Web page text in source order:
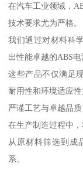
在汽车工业领域，
技术要求尤为严格。
我们通过对材料科
出性能卓越的ABS电
这些产品不仅满足
耐用性和环境适应性
严谨工艺与卓越品质
在生产制造过程中
从原材料筛选到成
系。